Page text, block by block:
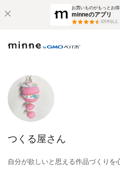
お買いものがもっとお
minneのアプリ
3万件以上
つくる屋さん
自分が欲しいと思える作品づくりを